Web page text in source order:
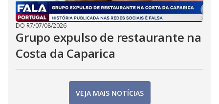
DO R7/07/08/2026
Grupo expulso de restaurante na
Costa da Caparica
VEJA MAIS NOTÍCIAS